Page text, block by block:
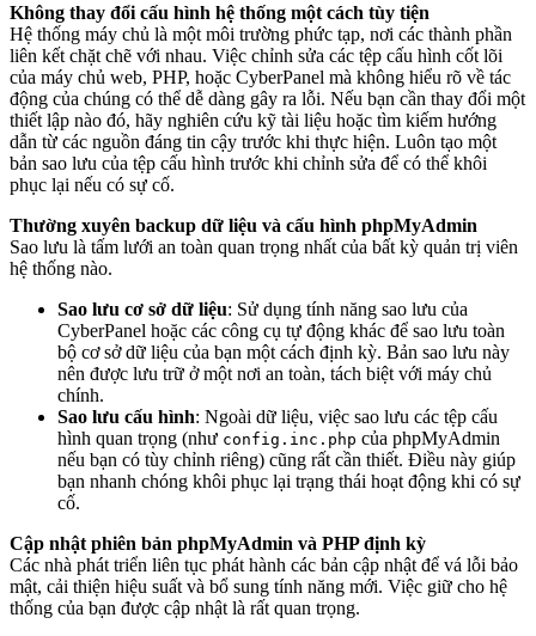
Không thay đổi cấu hình hệ thống một cách tùy tiện
Hệ thống máy chủ là một môi trường phức tạp, nơi các thành phần
liên kết chặt chẽ với nhau. Việc chỉnh sửa các tệp cấu hình cốt lõi
của máy chủ web, PHP, hoặc CyberPanel mà không hiểu rõ về tác
động của chúng có thể dễ dàng gây ra lỗi. Nếu bạn cần thay đổi một
thiết lập nào đó, hãy nghiên cứu kỹ tài liệu hoặc tìm kiếm hướng
dẫn từ các nguồn đáng tin cậy trước khi thực hiện. Luôn tạo một
bản sao lưu của tệp cấu hình trước khi chỉnh sửa để có thể khôi
phục lại nếu có sự cố.
Thường xuyên backup dữ liệu và cấu hình phpMyAdmin
Sao lưu là tấm lưới an toàn quan trọng nhất của bất kỳ quản trị viên
hệ thống nào.
Sao lưu cơ sở dữ liệu: Sử dụng tính năng sao lưu của
CyberPanel hoặc các công cụ tự động khác để sao lưu toàn
bộ cơ sở dữ liệu của bạn một cách định kỳ. Bản sao lưu này
nên được lưu trữ ở một nơi an toàn, tách biệt với máy chủ
chính.
Sao lưu cấu hình: Ngoài dữ liệu, việc sao lưu các tệp cấu
hình quan trọng (như config.inc.php của phpMyAdmin
nếu bạn có tùy chỉnh riêng) cũng rất cần thiết. Điều này giúp
bạn nhanh chóng khôi phục lại trạng thái hoạt động khi có sự
cố.
Cập nhật phiên bản phpMyAdmin và PHP định kỳ
Các nhà phát triển liên tục phát hành các bản cập nhật để vá lỗi bảo
mật, cải thiện hiệu suất và bổ sung tính năng mới. Việc giữ cho hệ
thống của bạn được cập nhật là rất quan trọng.